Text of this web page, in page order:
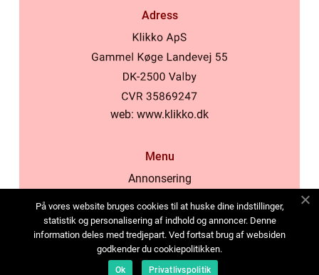
Adress
web: www.klikko.dk
Menu
Annonsering
Cookies
Kontakta oss
Sitemap
På vores website bruges cookies til at huske dine indstillinger,
statistik og personalisering af indhold og annoncer. Denne
information deles med tredjepart. Ved fortsat brug af websiden
godkender du cookiepolitikken.
Ok Privatlivspolitik